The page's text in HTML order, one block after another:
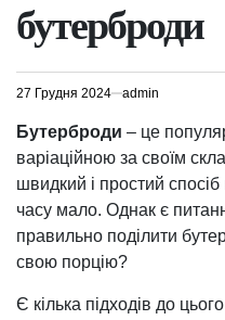
бутерброди
27 Грудня 2024 admin
Бутерброди – це
варіаційною за своїм
швидкий і простий
часу мало. Однак є
правильно поділити
свою порцію?
Є кілька підходів до